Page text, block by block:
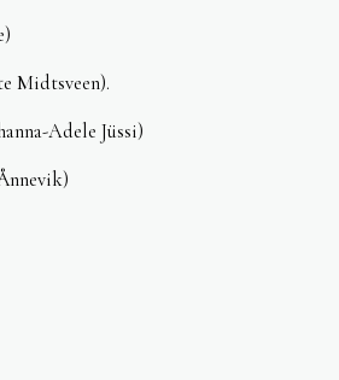
Midtsveen).
Adele Jüssi)